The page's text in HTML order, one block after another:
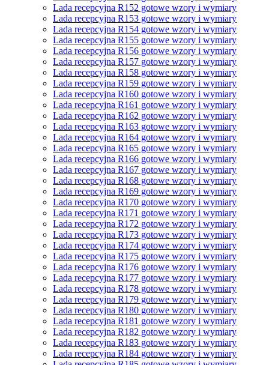
Lada recepcyjna R152 gotowe wzory i wymiary
Lada recepcyjna R153 gotowe wzory i wymiary
Lada recepcyjna R154 gotowe wzory i wymiary
Lada recepcyjna R155 gotowe wzory i wymiary
Lada recepcyjna R156 gotowe wzory i wymiary
Lada recepcyjna R157 gotowe wzory i wymiary
Lada recepcyjna R158 gotowe wzory i wymiary
Lada recepcyjna R159 gotowe wzory i wymiary
Lada recepcyjna R160 gotowe wzory i wymiary
Lada recepcyjna R161 gotowe wzory i wymiary
Lada recepcyjna R162 gotowe wzory i wymiary
Lada recepcyjna R163 gotowe wzory i wymiary
Lada recepcyjna R164 gotowe wzory i wymiary
Lada recepcyjna R165 gotowe wzory i wymiary
Lada recepcyjna R166 gotowe wzory i wymiary
Lada recepcyjna R167 gotowe wzory i wymiary
Lada recepcyjna R168 gotowe wzory i wymiary
Lada recepcyjna R169 gotowe wzory i wymiary
Lada recepcyjna R170 gotowe wzory i wymiary
Lada recepcyjna R171 gotowe wzory i wymiary
Lada recepcyjna R172 gotowe wzory i wymiary
Lada recepcyjna R173 gotowe wzory i wymiary
Lada recepcyjna R174 gotowe wzory i wymiary
Lada recepcyjna R175 gotowe wzory i wymiary
Lada recepcyjna R176 gotowe wzory i wymiary
Lada recepcyjna R177 gotowe wzory i wymiary
Lada recepcyjna R178 gotowe wzory i wymiary
Lada recepcyjna R179 gotowe wzory i wymiary
Lada recepcyjna R180 gotowe wzory i wymiary
Lada recepcyjna R181 gotowe wzory i wymiary
Lada recepcyjna R182 gotowe wzory i wymiary
Lada recepcyjna R183 gotowe wzory i wymiary
Lada recepcyjna R184 gotowe wzory i wymiary